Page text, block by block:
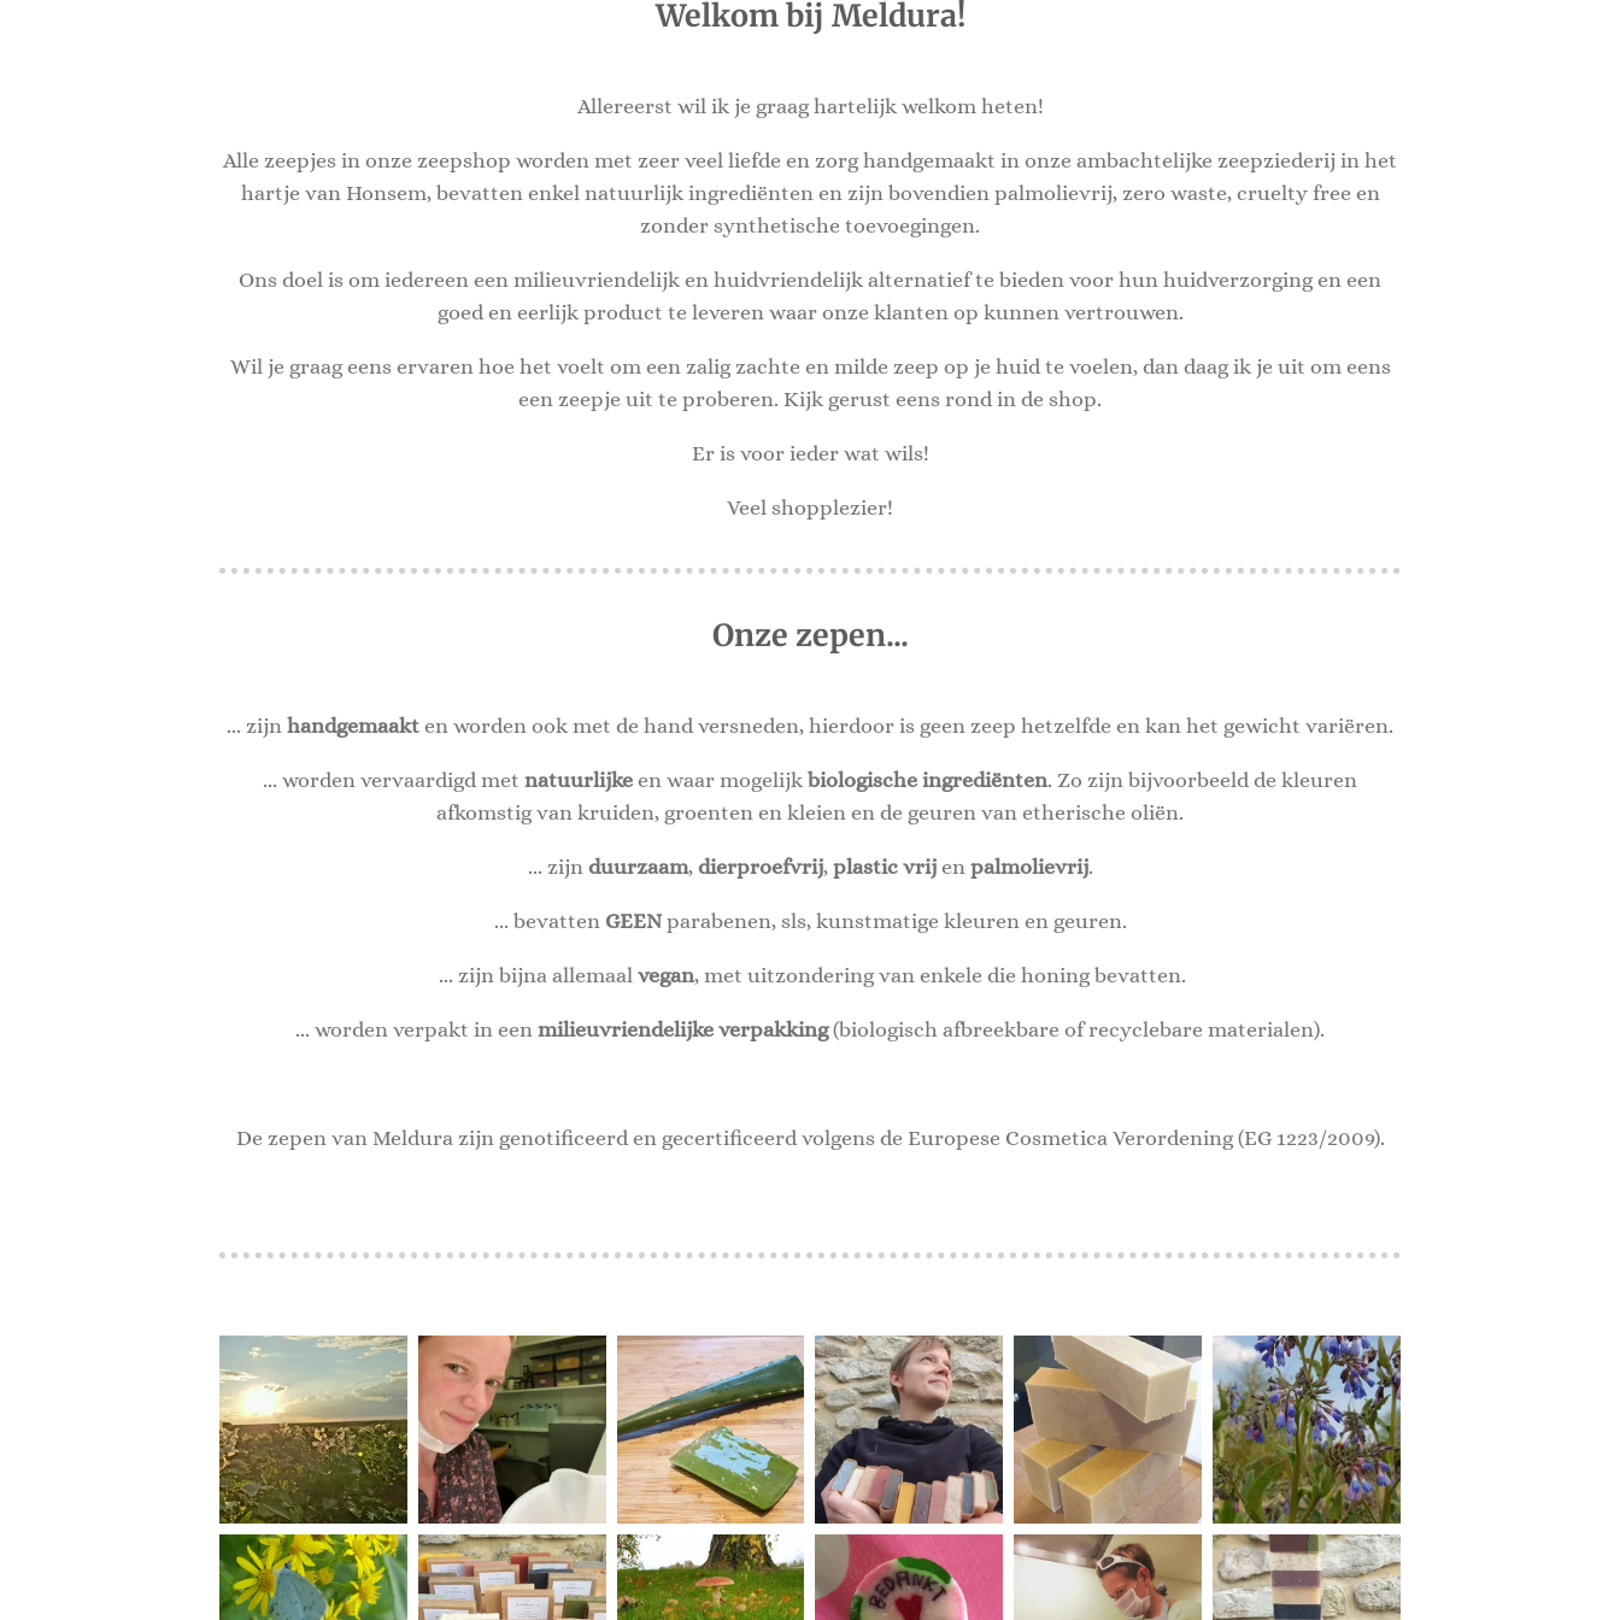
Welkom bij Meldura!
Allereerst wil ik je graag hartelijk welkom heten!
Alle zeepjes in onze zeepshop worden met zeer veel liefde en zorg handgemaakt in onze ambachtelijke zeepziederij in het
hartje van Honsem, bevatten enkel natuurlijk ingrediënten en zijn bovendien palmolievrij, zero waste, cruelty free en
zonder synthetische toevoegingen.
Ons doel is om iedereen een milieuvriendelijk en huidvriendelijk alternatief te bieden voor hun huidverzorging en een
goed en eerlijk product te leveren waar onze klanten op kunnen vertrouwen.
Wil je graag eens ervaren hoe het voelt om een zalig zachte en milde zeep op je huid te voelen, dan daag ik je uit om eens
een zeepje uit te proberen. Kijk gerust eens rond in de shop.
Er is voor ieder wat wils!
Veel shopplezier!
Onze zepen...
... zijn handgemaakt en worden ook met de hand versneden, hierdoor is geen zeep hetzelfde en kan het gewicht variëren.
... worden vervaardigd met natuurlijke en waar mogelijk biologische ingrediënten. Zo zijn bijvoorbeeld de kleuren
afkomstig van kruiden, groenten en kleien en de geuren van etherische oliën.
... zijn duurzaam, dierproefvrij, plastic vrijen palmolievrij.
... bevatten GEENparabenen, sls, kunstmatige kleuren en geuren.
... zijn bijna allemaal vegan, met uitzondering van enkele die honing bevatten.
... worden verpakt in een milieuvriendelijke verpakking(biologisch afbreekbare of recyclebare materialen).
De zepen van Meldura zijn genotificeerd en gecertificeerd volgens de Europese Cosmetica Verordening (EG 1223/2009).